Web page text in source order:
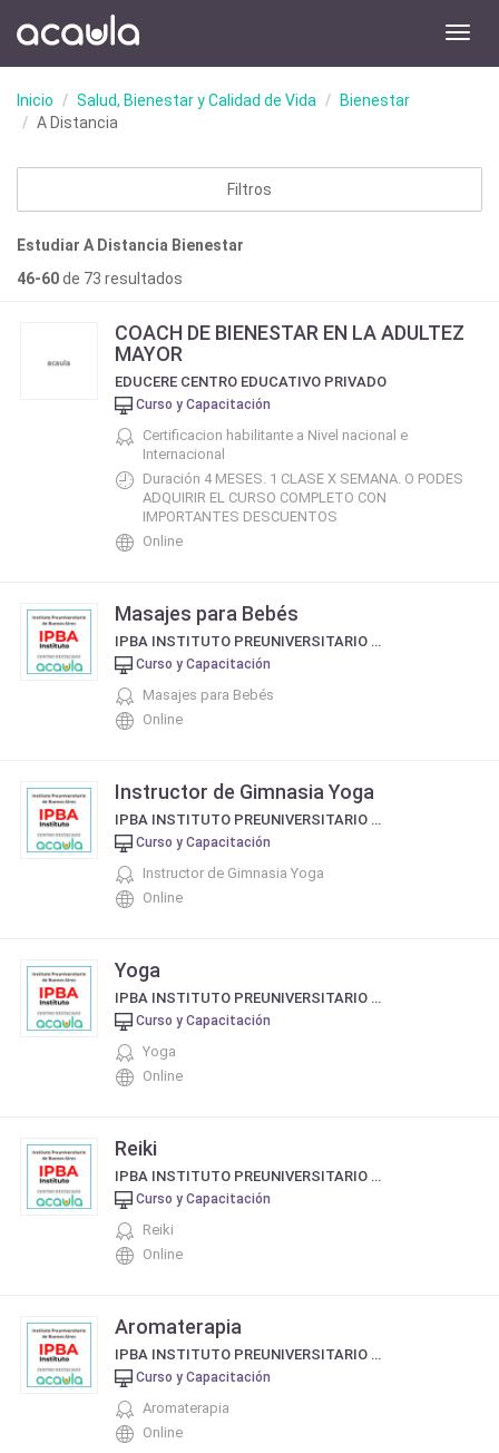
Inicio Salud, Bienestar y Calidad de Vida
Bienestar
A Distancia
Filtros
Estudiar A Distancia Bienestar
46-60de 73 resultados
COACH DE BIENESTAR EN LA ADULTEZ
MAYOR
EDUCERE CENTRO EDUCATIVO PRIVADO
Curso y Capacitación
Certificacion habilitante a Nivel nacional e
Internacional
Duración 4 MESES. 1 CLASE X SEMANA. O PODES
ADQUIRIR EL CURSO COMPLETO CON
IMPORTANTES DESCUENTOS
Online
Masajes para Bebés
IPBA INSTITUTO PREUNIVERSITARIO DE BUENOS AIRES
Curso y Capacitación
Masajes para Bebés
Online
Instructor de Gimnasia Yoga
IPBA INSTITUTO PREUNIVERSITARIO DE BUENOS AIRES
Curso y Capacitación
Instructor de Gimnasia Yoga
Online
Yoga
IPBA INSTITUTO PREUNIVERSITARIO DE BUENOS AIRES
Curso y Capacitación
Yoga
Online
Reiki
IPBA INSTITUTO PREUNIVERSITARIO DE BUENOS AIRES
Curso y Capacitación
Reiki
Online
Aromaterapia
IPBA INSTITUTO PREUNIVERSITARIO DE BUENOS AIRES
Curso y Capacitación
Aromaterapia
Online